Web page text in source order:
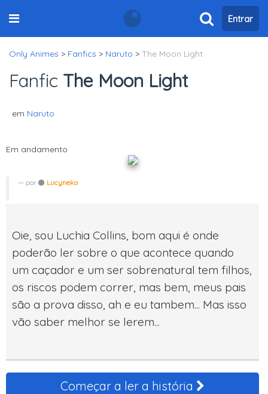
Entrar
Only Animes > Fanfics > Naruto > The Moon Light
Fanfic The Moon Light
em Naruto
Em andamento
por Lucyneko
Oie, sou Luchia Collins, bom aqui é onde
poderão ler sobre o que acontece quando
um caçador e um ser sobrenatural tem filhos,
os riscos podem correr, mas bem, meus pais
são a prova disso, ah e eu tambem... Mas isso
vão saber melhor se lerem...
Começar a ler a história